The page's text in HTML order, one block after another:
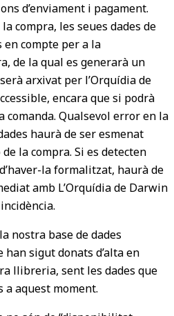
d’enviament i pagament.
compra, les seues dades de
compte per a la
de la qual es generarà un
arxivat per l’Orquídia de
encara que si podrà
comanda. Qualsevol error en la
haurà de ser esmenat
la compra. Si es detecten
la formalitzat, haurà de
amb L’Orquídia de Darwin
nostra base de dades
sigut donats d’alta en
llibreria, sent les dades que
aquest moment.